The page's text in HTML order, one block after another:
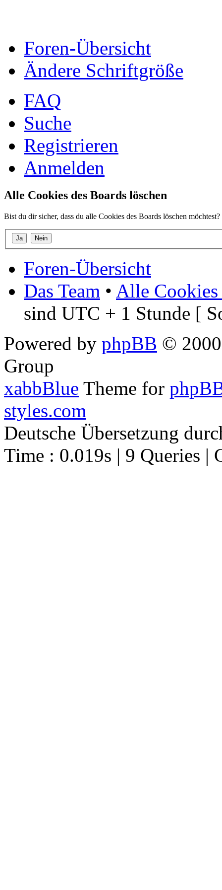
Foren-Übersicht
Ändere Schriftgröße
FAQ
Suche
Registrieren
Anmelden
Alle Cookies des Boards löschen
Bist du dir sicher, dass du alle Cookies des Boards löschen möchtest?
Foren-Übersicht
Das Team • Alle Cookies
sind UTC + 1 Stunde [
Powered by phpBB ©
Group
xabbBlue Theme for
styles.com
Deutsche Übersetzung
Time : 0.019s | 9 Queries |